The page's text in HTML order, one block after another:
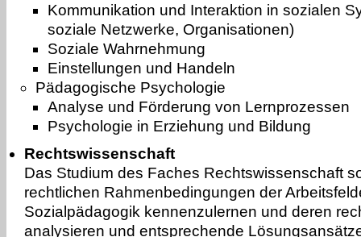
Kommunikation und Interaktion in sozialen
soziale Netzwerke, Organisationen)
Soziale Wahrnehmung
Einstellungen und Handeln
Pädagogische Psychologie
Analyse und Förderung von Lernprozessen
Psychologie in Erziehung und Bildung
Rechtswissenschaft
Das Studium des Faches Rechtswissenschaft
rechtlichen Rahmenbedingungen der
Sozialpädagogik kennenzulernen und deren
analysieren und entsprechende